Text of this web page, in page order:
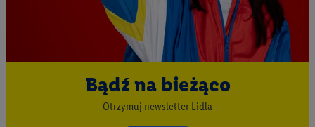
Bądź na bieżąco
Otrzymuj newsletter Lidla